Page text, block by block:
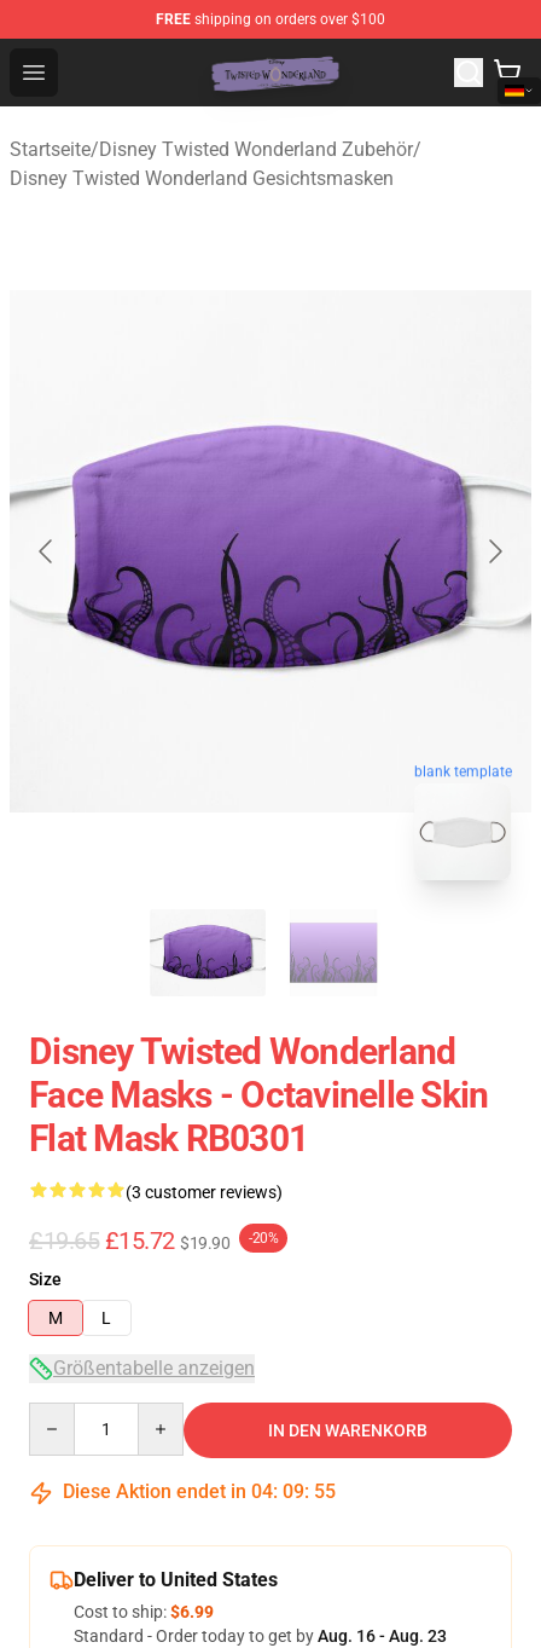
FREE shipping on orders over $100
Open menu
Twisted Wonderland Store - Official Twisted
Startseite/Disney Twisted Wonderland Zubehör/
Disney Twisted Wonderland Gesichtsmasken
blank template
Disney Twisted Wonderland
Face Masks - Octavinelle Skin
Flat Mask RB0301
(3 customer reviews)
£19.65 £15.72 $19.90 -20%
Size
M
L
Größentabelle anzeigen
IN DEN WARENKORB
Diese Aktion endet in 04: 09: 54
Deliver to United States
Cost to ship:$6.99
Standard - Order today to get byAug. 16 - Aug. 23